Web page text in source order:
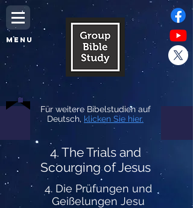
MENU
Für weitere Bibelstudien auf
Deutsch, klicken Sie hier.
4. The Trials and
Scourging of Jesus
4. Die Prüfungen und
Geißelungen Jesu